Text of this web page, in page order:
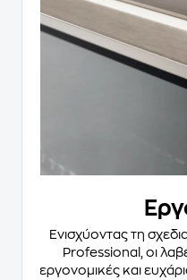
Ενισχύοντας τη
Professional, οι
εργονομικές και